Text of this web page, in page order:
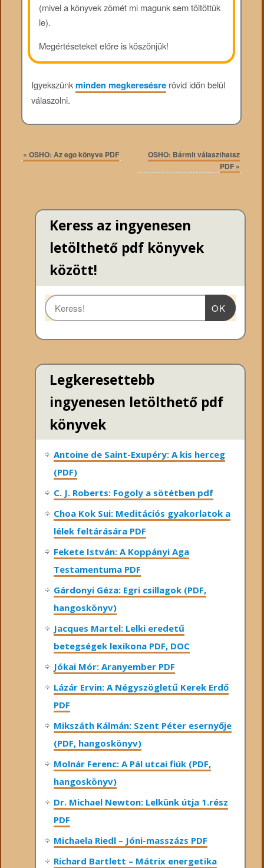
(mivel a könyvek zömét mi magunk sem töltöttük
le).
Megértéseteket előre is köszönjük!
Igyekszünkminden megkeresésrerövid időn belül
válaszolni.
« OSHO: Az ego könyve PDF
OSHO: Bármit választhatsz
PDF »
Keress az ingyenesen
letölthető pdf könyvek
között!
OK
Legkeresettebb
ingyenesen letölthető pdf
könyvek
Antoine de Saint-Exupéry: A kis herceg
(PDF)
C. J. Roberts: Fogoly a sötétben pdf
Choa Kok Sui: Meditációs gyakorlatok a
lélek feltárására PDF
Fekete István: A Koppányi Aga
Testamentuma PDF
Gárdonyi Géza: Egri csillagok (PDF,
hangoskönyv)
Jacques Martel: Lelki eredetű
betegségek lexikona PDF, DOC
Jókai Mór: Aranyember PDF
Lázár Ervin: A Négyszögletű Kerek Erdő
PDF
Mikszáth Kálmán: Szent Péter esernyője
(PDF, hangoskönyv)
Molnár Ferenc: A Pál utcai fiúk (PDF,
hangoskönyv)
Dr. Michael Newton: Lelkünk útja 1.rész
PDF
Michaela Riedl – Jóni-masszázs PDF
Richard Bartlett – Mátrix energetika